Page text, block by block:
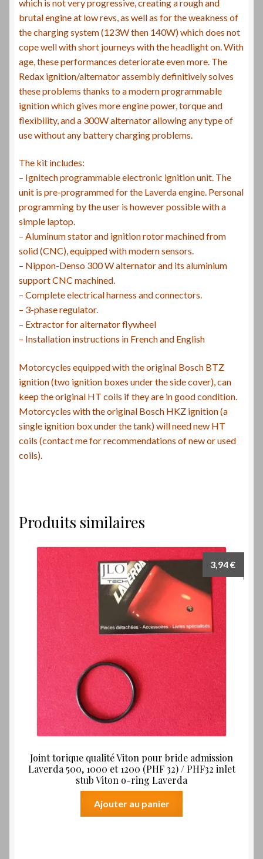
which is not very progressive, creating a rough and
brutal engine at low revs, as well as for the weakness of
the charging system (123W then 140W) which does not
cope well with short journeys with the headlight on. With
age, these performances deteriorate even more. The
Redax ignition/alternator assembly definitively solves
these problems thanks to a modern programmable
ignition which gives more engine power, torque and
flexibility, and a 300W alternator allowing any type of
use without any battery charging problems.
The kit includes:
– Ignitech programmable electronic ignition unit. The
unit is pre-programmed for the Laverda engine. Personal
programming by the user is however possible with a
simple laptop.
– Aluminum stator and ignition rotor machined from
solid (CNC), equipped with modern sensors.
– Nippon-Denso 300 W alternator and its aluminium
support CNC machined.
– Complete electrical harness and connectors.
– 3-phase regulator.
– Extractor for alternator flywheel
– Installation instructions in French and English
Motorcycles equipped with the original Bosch BTZ
ignition (two ignition boxes under the side cover), can
keep the original HT coils if they are in good condition.
Motorcycles with the original Bosch HKZ ignition (a
single ignition box under the tank) will need new HT
coils (contact me for recommendations of new or used
coils).
Produits similaires
Joint torique qualité Viton pour bride admission
Laverda 500, 1000 et 1200 (PHF 32) / PHF32 inlet
stub Viton o-ring Laverda
3,94€
Ajouter au panier